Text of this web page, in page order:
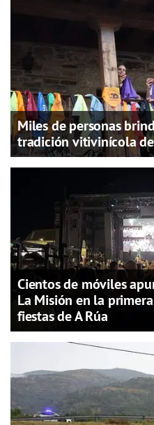
Miles de personas
tradición vitivinícola
Cientos de móviles
La Misión en la
fiestas de A Rúa